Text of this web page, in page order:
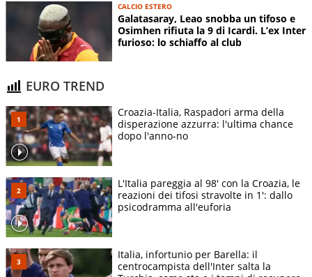
CALCIO ESTERO
Galatasaray, Leao snobba un tifoso e
Osimhen rifiuta la 9 di Icardi. L’ex Inter
furioso: lo schiaffo al club
EURO TREND
Croazia-Italia, Raspadori arma della
disperazione azzurra: l'ultima chance
dopo l'anno-no
L'Italia pareggia al 98' con la Croazia, le
reazioni dei tifosi stravolte in 1': dallo
psicodramma all'euforia
Italia, infortunio per Barella: il
centrocampista dell'Inter salta la